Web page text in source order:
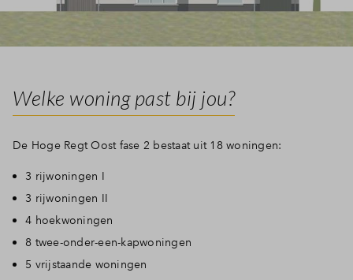
Welke woning past bij jou?
De Hoge Regt Oost fase 2 bestaat uit 18 woningen:
3 rijwoningen I
3 rijwoningen II
4 hoekwoningen
8 twee-onder-een-kapwoningen
5 vrijstaande woningen